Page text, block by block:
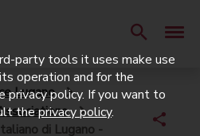
Lugano
di Lugano -
party tools it uses make use
operation and for the
privacy policy. If you want to
theprivacy policy.